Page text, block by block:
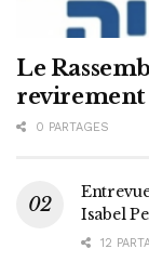
Le
0 PARTAGES
Isabel
12